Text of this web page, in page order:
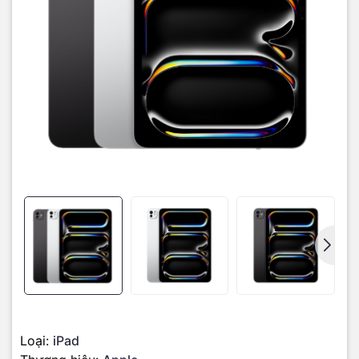
Loại: iPad
Sự kết hợp giữa những công nghệ hiển thị độc quyền của Apple
như True Tone và ProMotion giúp màn hình iPad Pro M4 diễn đạt
các khuôn hình với trải nghiệm thị giác rất dễ chịu, thân thiện và
Chế Độ Tham Chiếusẽ đáp ứng những đòi hỏi khắt khe
nhất về màu sắc của người làm công việc đặc thù như thiết kế, đồ